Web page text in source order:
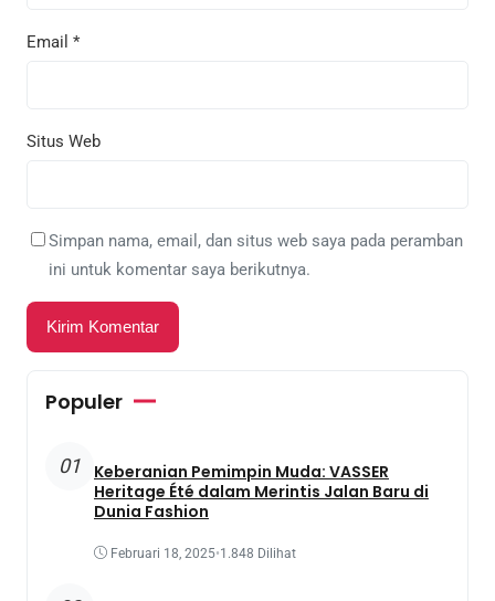
Email *
Situs Web
Simpan nama, email, dan situs web saya pada peramban
ini untuk komentar saya berikutnya.
Populer
01
Keberanian Pemimpin Muda: VASSER
Heritage Été dalam Merintis Jalan Baru di
Dunia Fashion
Februari 18, 2025•1.848 Dilihat